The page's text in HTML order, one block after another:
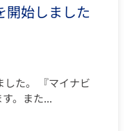
開始しました
した。 『マイナビ
。また...